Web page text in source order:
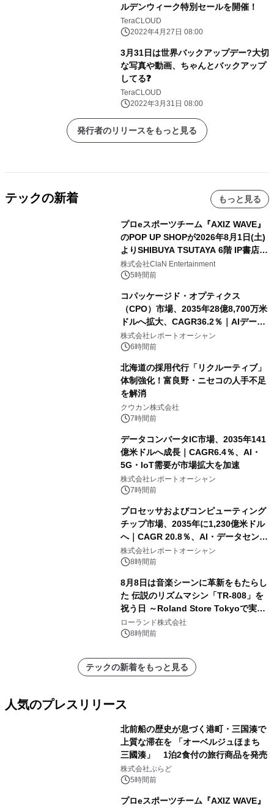
ルデンウィーク特別セールを開催！
TeraCLOUD
2022年4月27日 08:00
3月31日は世界バックアップデー?大切
な写真や動画、ちゃんとバックアップ
してる❓
TeraCLOUD
2022年3月31日 08:00
発行者のリリースをもっと見る
テックの新着 もっと見る
プロeスポーツチーム『AXIZ WAVE』
のPOP UP SHOPが2026年8月1日(土)
よりSHIBUYA TSUTAYA 6階 IP書店で
開催決定！！
株式会社ClaN Entertainment
5時間前
コパッケージド・オプティクス
（CPO）市場、2035年28億8,700万米
ドルへ拡大、CAGR36.2％｜AIデータ
センター・高速光通信需要が成長を加
速
株式会社レポートオーシャン
6時間前
北海道の採用代行「リクルーティブ」
体制強化！富良野・ニセコの人手不足
を解消
クウカン株式会社
7時間前
データコンバータIC市場、2035年141
億米ドルへ成長｜CAGR6.4％、AI・
5G・IoT需要が市場拡大を加速
株式会社レポートオーシャン
7時間前
プロセッサおよびコンピューティング
チップ市場、2035年に1,230億米ドル
へ｜CAGR 20.8％、AI・データセンタ
ー需要が成長を牽引
株式会社レポートオーシャン
8時間前
8月8日は音楽シーンに革新をもたらし
た 伝説のリズムマシン「TR-808」を
祝う日 ～Roland Store Tokyoで実機
を展示しての 記念キャンペーンを開
催 英国ラジオ「NTS」の 特別プログ
アーティストを フィーチャーしたアニ
メーションを公開～
ローランド株式会社
8時間前
テックの新着をもっと見る
人気のプレスリリース
北前船の歴史が息づく港町・三国湊で
上質な滞在を 「オーベルジュほまち
三國湊」 1泊2食付の旅行商品を発売
株式会社ぷらど
5時間前
プロeスポーツチーム『AXIZ WAVE』